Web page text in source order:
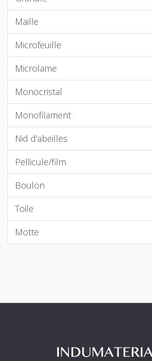
Maille
Microfeuille
Microlame
Monocristal
Monofilament
Nid d'abeilles
Pellicule/film
Boulon
Toile
Motte